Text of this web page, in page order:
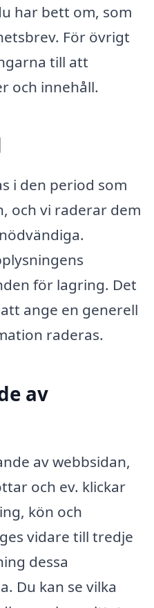
har bett om, som
För övrigt
till att
och innehåll.
i den period som
och vi raderar dem
för lagring. Det
ange en generell
raderas.
av
av webbsidan,
och ev. klickar
kön och
vidare till tredje
dessa
Du kan se vilka